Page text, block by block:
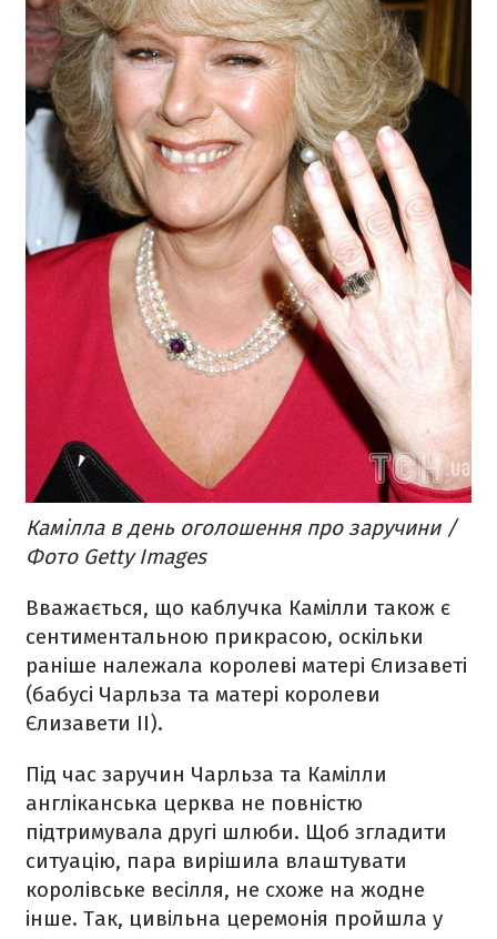
Камілла в день оголошення про заручини /
Фото Getty Images
Вважається, що каблучка Камілли також є
сентиментальною прикрасою, оскільки
раніше належала королеві матері Єлизаветі
(бабусі Чарльза та матері королеви
Єлизавети II).
Під час заручин Чарльза та Камілли
англіканська церква не повністю
підтримувала другі шлюби. Щоб згладити
ситуацію, пара вирішила влаштувати
королівське весілля, не схоже на жодне
інше. Так, цивільна церемонія пройшла у